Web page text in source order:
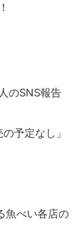
のSNS報告
予定なし」
魚べい各店の